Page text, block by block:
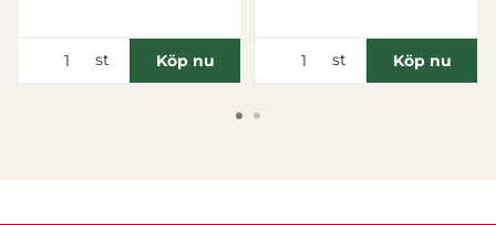
st Köp nu st Köp nu